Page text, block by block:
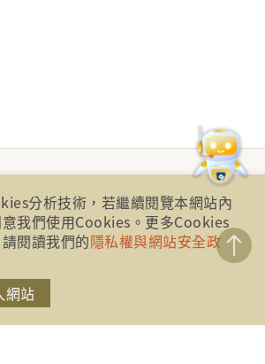
融消費評議中心 著作權所有
分析技術，若繼續閱覽本網站內
我們使用Cookies。更多Cookies
閱讀我們的隱私權與網站安全政
網站